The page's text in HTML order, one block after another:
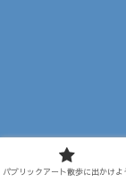
パブリックアート散歩に出かけよ